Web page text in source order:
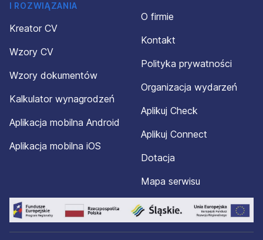
I ROZWIĄZANIA
Kreator CV
Wzory CV
Wzory dokumentów
Kalkulator wynagrodzeń
Aplikacja mobilna Android
Aplikacja mobilna iOS
O firmie
Kontakt
Polityka prywatności
Organizacja wydarzeń
Aplikuj Check
Aplikuj Connect
Dotacja
Mapa serwisu